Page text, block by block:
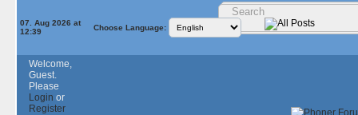
07. Aug 2026 at
12:39
Choose Language:
Welcome,
Guest.
Please
Login or
Register